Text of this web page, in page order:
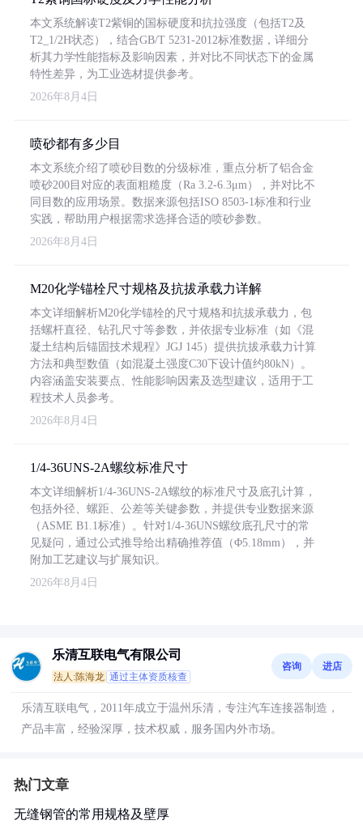
本文系统解读T2紫铜的国标硬度和抗拉强度（包括T2及
T2_1/2H状态），结合GB/T 5231-2012标准数据，详细分
析其力学性能指标及影响因素，并对比不同状态下的金属
特性差异，为工业选材提供参考。
2026年8月4日
喷砂都有多少目
本文系统介绍了喷砂目数的分级标准，重点分析了铝合金
喷砂200目对应的表面粗糙度（Ra 3.2-6.3μm），并对比不
同目数的应用场景。数据来源包括ISO 8503-1标准和行业
实践，帮助用户根据需求选择合适的喷砂参数。
2026年8月4日
M20化学锚栓尺寸规格及抗拔承载力详解
本文详细解析M20化学锚栓的尺寸规格和抗拔承载力，包
括螺杆直径、钻孔尺寸等参数，并依据专业标准（如《混
凝土结构后锚固技术规程》JGJ 145）提供抗拔承载力计算
方法和典型数值（如混凝土强度C30下设计值约80kN）。
内容涵盖安装要点、性能影响因素及选型建议，适用于工
程技术人员参考。
2026年8月4日
1/4-36UNS-2A螺纹标准尺寸
本文详细解析1/4-36UNS-2A螺纹的标准尺寸及底孔计算，
包括外径、螺距、公差等关键参数，并提供专业数据来源
（ASME B1.1标准）。针对1/4-36UNS螺纹底孔尺寸的常
见疑问，通过公式推导给出精确推荐值（Φ5.18mm），并
附加工艺建议与扩展知识。
2026年8月4日
乐清互联电气有限公司
法人:陈海龙 通过主体资质核查
咨询 进店
乐清互联电气，2011年成立于温州乐清，专注汽车连接器制造，
产品丰富，经验深厚，技术权威，服务国内外市场。
热门文章
无缝钢管的常用规格及壁厚